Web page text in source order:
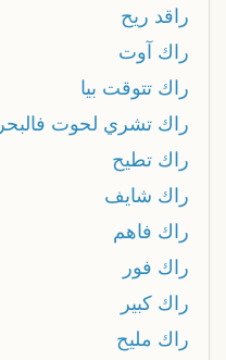
راقد ريح
راك آوت
راك تتوقت بيا
راك تشري لحوت فالبحر
راك تطيح
راك شايف
راك فاهم
راك فور
راك كبير
راك مليح